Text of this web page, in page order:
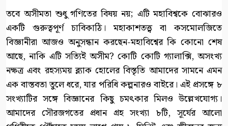
তবে অসীমতা শুধু গণিতের বিষয় নয়; এটি মহাবিশ্বকে বোঝারও
একটি গুরুত্বপূর্ণ চাবিকাঠি। মহাকাশতত্ত্ব বা কসমোলজিতে
বিজ্ঞানীরা আজও অনুসন্ধান করছেন-মহাবিশ্বের কি কোনো শেষ
আছে, নাকি এটি সত্যিই অসীম? কোটি কোটি গ্যালাক্সি, অসংখ্য
নক্ষত্র এবং রহস্যময় ব্ল্যাক হোলের বিস্তৃতি আমাদের সামনে এমন
এক বাস্তবতা তুলে ধরে, যার পরিধি কল্পনারও বাইরে। এই প্রসঙ্গে ৮
সংখ্যাটির সঙ্গে বিজ্ঞানের কিছু চমৎকার মিলও উল্লেখযোগ্য।
আমাদের সৌরজগতের প্রধান গ্রহ সংখ্যা ৮টি, সূর্যের আলো